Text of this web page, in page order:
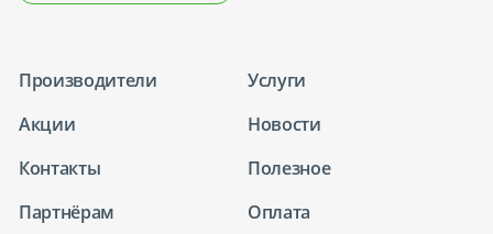
Производители
Услуги
Акции
Новости
Контакты
Полезное
Партнёрам
Оплата